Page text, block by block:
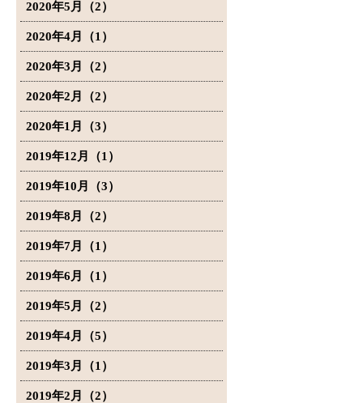
2020年5月（2）
2020年4月（1）
2020年3月（2）
2020年2月（2）
2020年1月（3）
2019年12月（1）
2019年10月（3）
2019年8月（2）
2019年7月（1）
2019年6月（1）
2019年5月（2）
2019年4月（5）
2019年3月（1）
2019年2月（2）